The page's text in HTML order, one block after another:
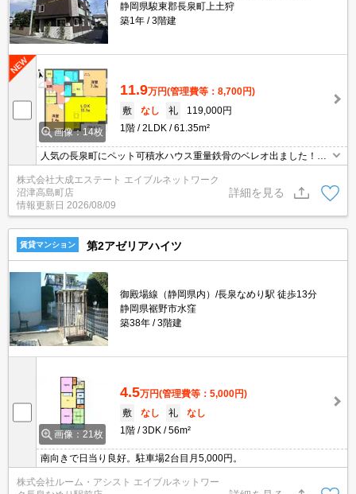
静岡県駿東郡長泉町上土狩
築1年
3階建
画像：14枚
11.9万円(管理費等：8,700円)
敷
なし 礼
119,000円
1階
2LDK 61.35m²
人気の長泉町にペット可積水ハウス重量鉄骨のベレオ出ました！エ
浴室乾燥、追炊きインターネット無料です！お気軽に初期費用等ご
相談下さい！
株式会社大成エステート エイブルネットワーク
沼津高島町店
情報更新日 2026/08/09
詳細を見る
賃貸マンション 第2アゼリアハイツ
御殿場線（静岡県内）/長泉なめり駅 徒歩13分
静岡県裾野市水窪
築38年
3階建
画像：21枚
4.5万円(管理費等：5,000円)
敷
なし 礼
なし
1階
3DK 56m²
南向きで日当り良好。駐車場2台目月5,000円。
株式会社ルーム・アシスト エイブルネットワー